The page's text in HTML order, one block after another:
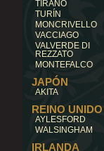
TIRANO
TURÍN
MONCRIVELLO
VACCIAGO
VALVERDE DI
REZZATO
MONTEFALCO
JAPÓN
AKITA
REINO UNIDO
AYLESFORD
WALSINGHAM
IRLANDA